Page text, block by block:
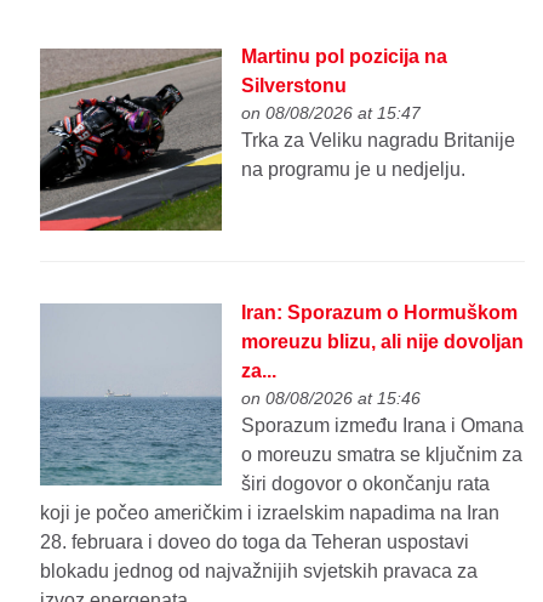
Martinu pol pozicija na
Silverstonu
on 08/08/2026 at 15:47
Trka za Veliku nagradu Britanije
na programu je u nedjelju.
Iran: Sporazum o Hormuškom
moreuzu blizu, ali nije dovoljan
za...
on 08/08/2026 at 15:46
Sporazum između Irana i Omana
o moreuzu smatra se ključnim za
širi dogovor o okončanju rata
koji je počeo američkim i izraelskim napadima na Iran
28. februara i doveo do toga da Teheran uspostavi
blokadu jednog od najvažnijih svjetskih pravaca za